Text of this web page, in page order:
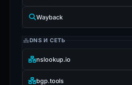
Wayback
DNS И СЕТЬ
nslookup.io
bgp.tools